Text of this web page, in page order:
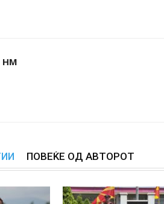
НМ
ПОВЕЌЕ ОД АВТОРОТ